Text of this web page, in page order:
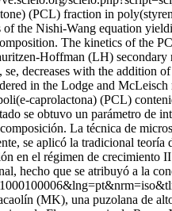
(PCL) fraction in
the Nishi-Wang equation
The kinetics of the
Hoffman (LH)
decreases with the addition
in the Lodge and
caprolactona) (PCL)
se obtuvo un parámetro de
La técnica de
se aplicó la tradicional
en el régimen de
hecho que se atribuyó a la
(MK), una puzolana de